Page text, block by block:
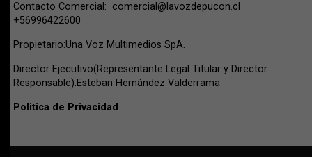
Contacto Comercial: comercial@lavozdepucon.cl
+56996422600
Propietario:Una Voz Multimedios SpA.
Director Ejecutivo(Representante Legal Titular y Director
Responsable):Esteban Hernández Valderrama
Politica de Privacidad